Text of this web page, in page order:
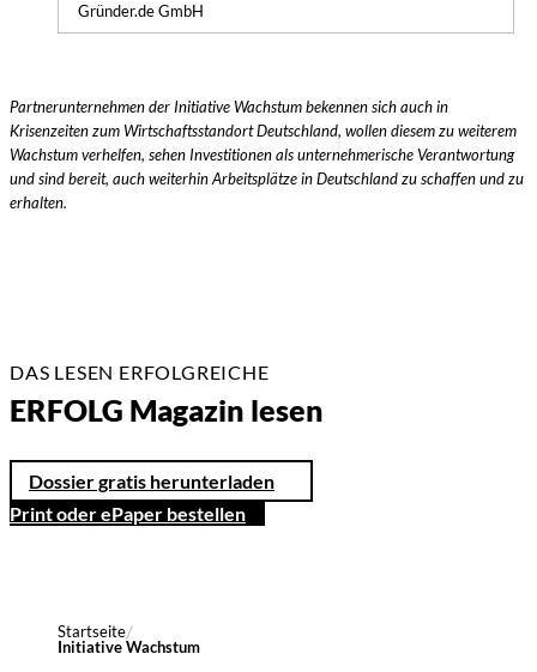
Gründer.de GmbH
Partnerunternehmen der Initiative Wachstum bekennen sich auch in
Krisenzeiten zum Wirtschaftsstandort Deutschland, wollen diesem zu weiterem
Wachstum verhelfen, sehen Investitionen als unternehmerische Verantwortung
und sind bereit, auch weiterhin Arbeitsplätze in Deutschland zu schaffen und zu
erhalten.
DAS LESEN ERFOLGREICHE
ERFOLG Magazin lesen
Dossier gratis herunterladen
Print oder ePaper bestellen
Startseite
Initiative Wachstum